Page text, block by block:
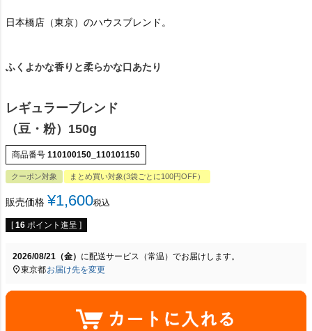
日本橋店（東京）のハウスブレンド。
ふくよかな香りと柔らかな口あたり
レギュラーブレンド
（豆・粉）150g
商品番号 110100150_110101150
クーポン対象 まとめ買い対象(3袋ごとに100円OFF）
販売価格 ¥1,600税込
[ 16 ポイント進呈 ]
2026/08/21（金） に配送サービス（常温） でお届けします。
東京都お届け先を変更